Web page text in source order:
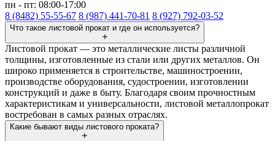
пн - пт: 08:00-17:00
8 (8482) 55-55-67 8 (987) 441-70-81 8 (927) 792-03-52
Что такое листовой прокат и где он используется?
Листовой прокат — это металлические листы различной
толщины, изготовленные из стали или других металлов. Он
широко применяется в строительстве, машиностроении,
производстве оборудования, судостроении, изготовлении
конструкций и даже в быту. Благодаря своим прочностным
характеристикам и универсальности, листовой металлопрокат
востребован в самых разных отраслях.
Какие бывают виды листового проката?